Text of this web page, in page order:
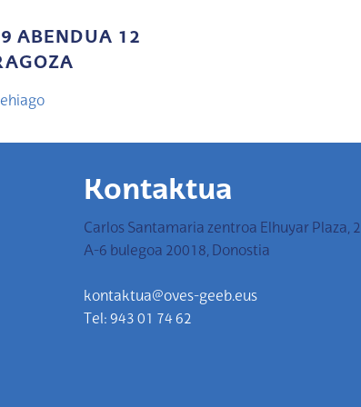
ABENDUA 12
Kontaktua
Carlos Santamaria zentroa Elhuyar Plaza, 2
A-6 bulegoa 20018, Donostia
kontaktua@oves-geeb.eus
Tel: 943 01 74 62